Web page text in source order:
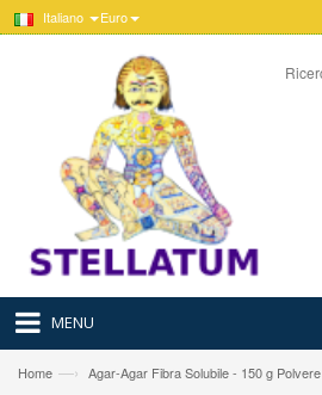
Italiano Euro
MENU
Home —› Agar-Agar Fibra Solubile - 150 g Polvere